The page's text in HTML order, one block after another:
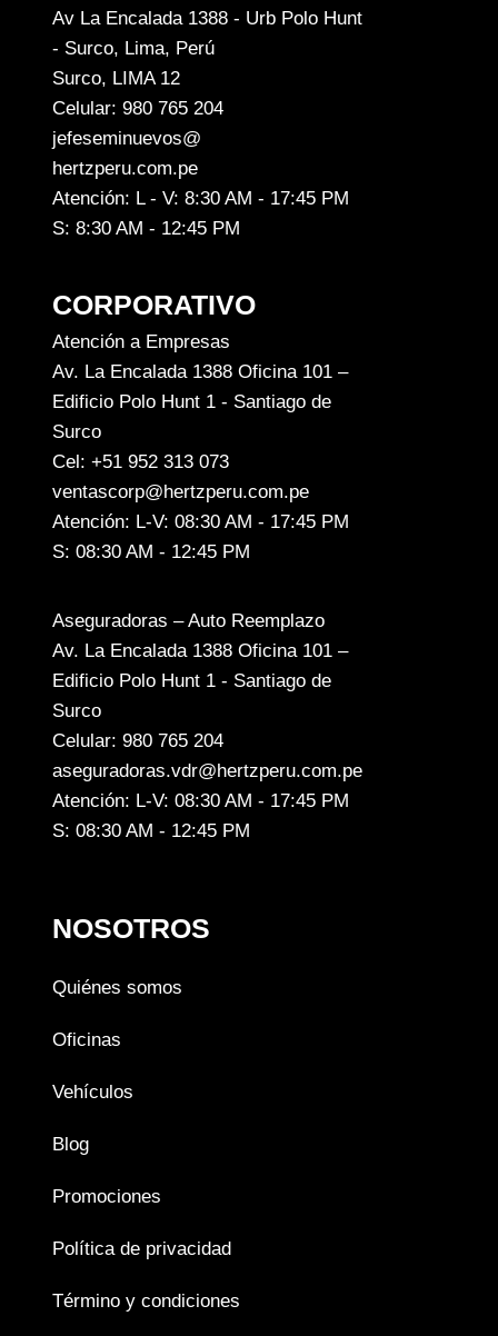
Av La Encalada 1388 - Urb Polo Hunt
- Surco, Lima, Perú
Surco, LIMA 12
Celular: 980 765 204
jefeseminuevos@
hertzperu.com.pe
Atención: L - V: 8:30 AM - 17:45 PM
S: 8:30 AM - 12:45 PM
CORPORATIVO
Atención a Empresas
Av. La Encalada 1388 Oficina 101 –
Edificio Polo Hunt 1 - Santiago de
Surco
Cel: +51 952 313 073
ventascorp@hertzperu.com.pe
Atención: L-V: 08:30 AM - 17:45 PM
S: 08:30 AM - 12:45 PM
Aseguradoras – Auto Reemplazo
Av. La Encalada 1388 Oficina 101 –
Edificio Polo Hunt 1 - Santiago de
Surco
Celular: 980 765 204
aseguradoras.vdr@hertzperu.com.pe
Atención: L-V: 08:30 AM - 17:45 PM
S: 08:30 AM - 12:45 PM
NOSOTROS
Quiénes somos
Oficinas
Vehículos
Blog
Promociones
Política de privacidad
Término y condiciones